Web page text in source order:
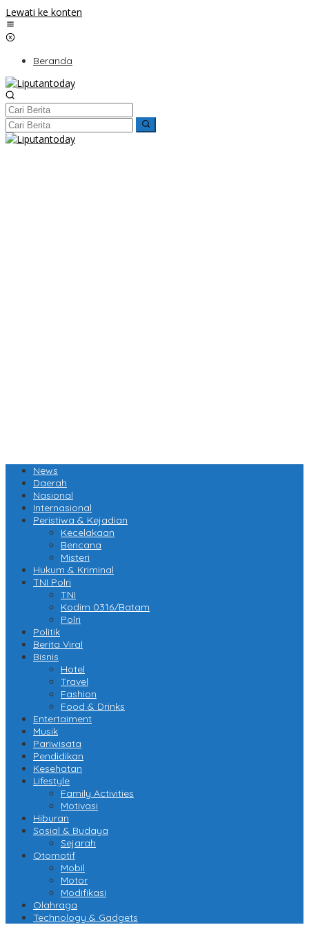
Lewati ke konten
Beranda
News
Daerah
Nasional
Internasional
Peristiwa & Kejadian
Kecelakaan
Bencana
Misteri
Hukum & Kriminal
TNI Polri
TNI
Kodim 0316/Batam
Polri
Politik
Berita Viral
Bisnis
Hotel
Travel
Fashion
Food & Drinks
Entertaiment
Musik
Pariwisata
Pendidikan
Kesehatan
Lifestyle
Family Activities
Motivasi
Hiburan
Sosial & Budaya
Sejarah
Otomotif
Mobil
Motor
Modifikasi
Olahraga
Technology & Gadgets